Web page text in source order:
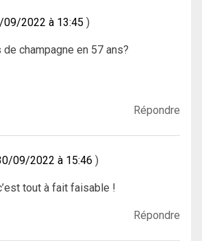
09/2022 à 13:45
champagne en 57 ans?
Répondre
09/2022 à 15:46
tout à fait faisable !
Répondre